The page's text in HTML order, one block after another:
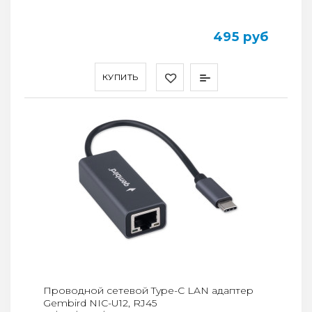
КУПИТЬ
495 руб
Проводной сетевой Type-C LAN адаптер
Gembird NIC-U12, RJ45